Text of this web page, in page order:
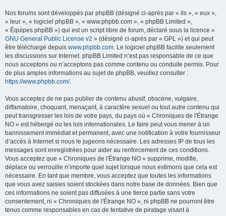
Nos forums sont développés par phpBB (désigné ci-après par « ils », « eux »,
« leur », « logiciel phpBB », « www.phpbb.com », « phpBB Limited »,
« Équipes phpBB ») qui est un script libre de forum, déclaré sous la licence «
GNU General Public License v2 » (désigné ci-après par « GPL ») et qui peut
être téléchargé depuis www.phpbb.com . Le logiciel phpBB facilite seulement
les discussions sur Internet. phpBB Limited n’est pas responsable de ce que
nous acceptons ou n’acceptons pas comme contenu ou conduite permis. Pour
de plus amples informations au sujet de phpBB, veuillez consulter :
https://www.phpbb.com/.
Vous acceptez de ne pas publier de contenu abusif, obscène, vulgaire,
diffamatoire, choquant, menaçant, à caractère sexuel ou tout autre contenu qui
peut transgresser les lois de votre pays, du pays où « Chroniques de l'Étrange
NO » est hébergé ou les lois internationales. Le faire peut vous mener à un
bannissement immédiat et permanent, avec une notification à votre fournisseur
d’accès à Internet si nous le jugeons nécessaire. Les adresses IP de tous les
messages sont enregistrées pour aider au renforcement de ces conditions.
Vous acceptez que « Chroniques de l'Étrange NO » supprime, modifie,
déplace ou verrouille n’importe quel sujet lorsque nous estimons que cela est
nécessaire. En tant que membre, vous acceptez que toutes les informations
que vous avez saisies soient stockées dans notre base de données. Bien que
ces informations ne soient pas diffusées à une tierce partie sans votre
consentement, ni « Chroniques de l'Étrange NO », ni phpBB ne pourront être
tenus comme responsables en cas de tentative de piratage visant à